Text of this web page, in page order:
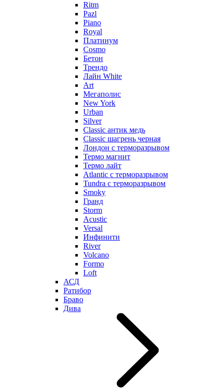
Ritm
Pazl
Piano
Royal
Платинум
Cosmo
Бетон
Трендо
Лайн White
Art
Мегаполис
New York
Urban
Silver
Classic антик медь
Classic шагрень черная
Лондон с терморазрывом
Термо магнит
Термо лайт
Atlantic с терморазрывом
Tundra с терморазрывом
Smoky
Гранд
Storm
Acustic
Versal
Инфинити
River
Volcano
Formo
Loft
АСД
Ратибор
Браво
Дива